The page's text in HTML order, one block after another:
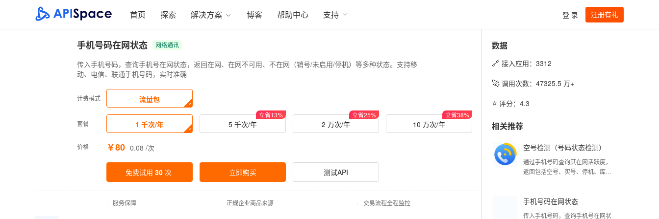
首页 探索 解决方案 博客 帮助中心 支持 登 录 注册有礼
手机号码在网状态 网络通讯
传入手机号码，查询手机号在网状态，返回在网、在网不可用、不在网（销号/未启用/停机）等多种状态。支持移
动、电信、联通手机号码，实时准确
计费模式 流量包
套餐 1 千次/年 5 千次/年
立省13%
2 万次/年
立省25%
10 万次/年
立省38%
价格 ￥80 0.08 /次
免费试用 30 次 立即购买 测试API
· 服务保障 · 正规企业商品来源 · 交易流程全程监控
数据
🔗 接入应用： 3312
🚀 调用次数： 47325.5万+
⭐️ 评分： 4.3
相关推荐
空号检测（号码状态检测）
通过手机号码查询其在网活跃度，
返回包括空号、实号、停机、库
认，请使用【手机号码实时检测】
手机号码在网状态
传入手机号码，查询手机号在网状